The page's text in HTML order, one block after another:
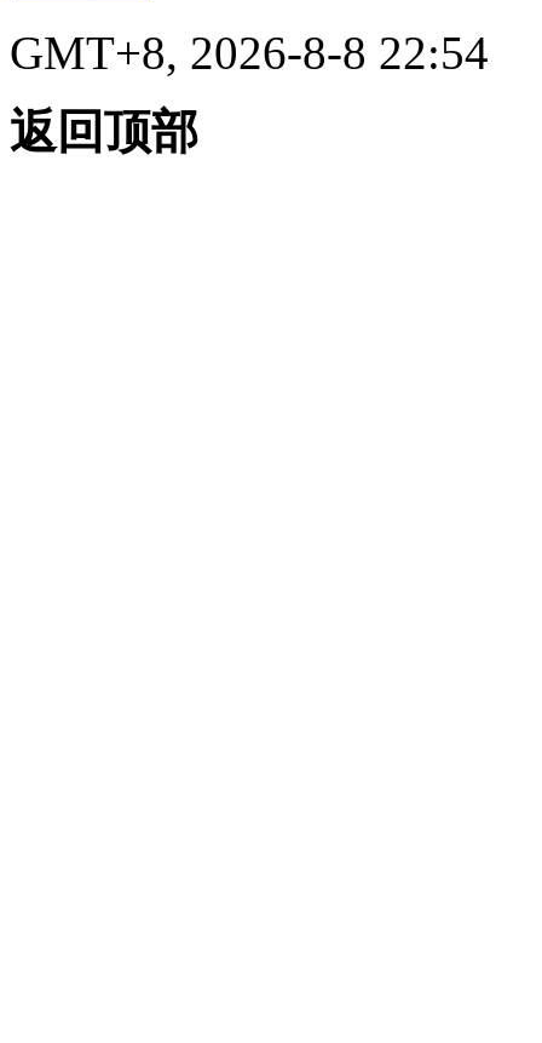
GMT+8, 2026-8-8 22:54
返回顶部